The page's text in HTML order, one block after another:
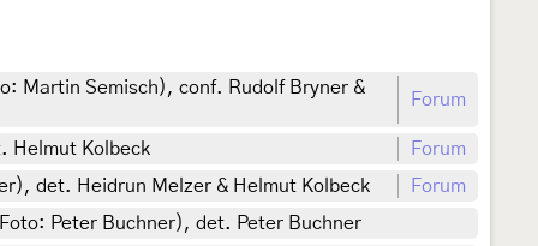
Martin Semisch), conf. Rudolf Bryner &
Forum
Helmut Kolbeck
Forum
det. Heidrun Melzer & Helmut Kolbeck
Forum
Peter Buchner), det. Peter Buchner